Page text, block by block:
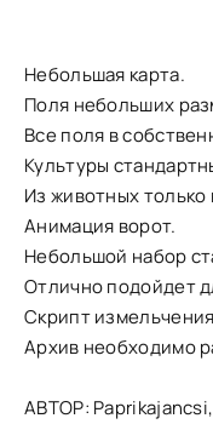
Небольшая карта.
Поля небольших
Все поля в
Культуры
Из животных только
Анимация ворот.
Небольшой набор
Отлично подойдет
Скрипт
Архив необходимо
АВТОР: